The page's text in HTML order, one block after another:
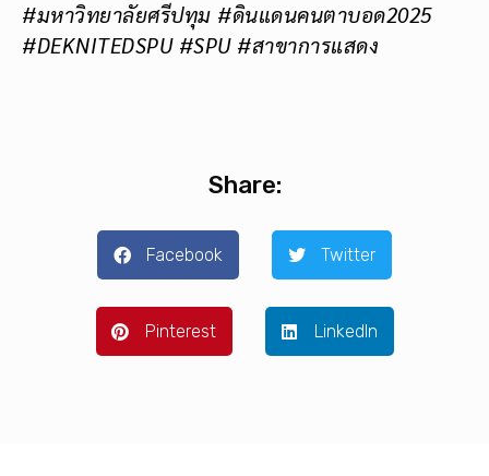
#มหาวิทยาลัยศรีปทุม #ดินแดนคนตาบอด2025
#DEKNITEDSPU #SPU #สาขาการแสดง
Share:
Facebook Twitter
Pinterest LinkedIn